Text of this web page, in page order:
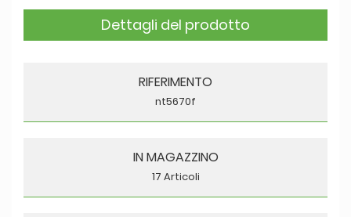
Dettagli del prodotto
RIFERIMENTO
nt5670f
IN MAGAZZINO
17 Articoli